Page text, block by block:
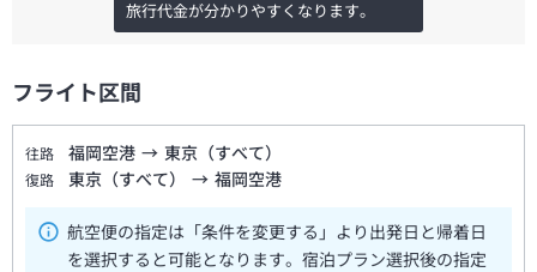
旅行代金が分かりやすくなります。
フライト区間
往路 福岡空港 → 東京（すべて）
復路 東京（すべて） → 福岡空港
航空便の指定は「条件を変更する」より出発日と帰着日
を選択すると可能となります。宿泊プラン選択後の指定